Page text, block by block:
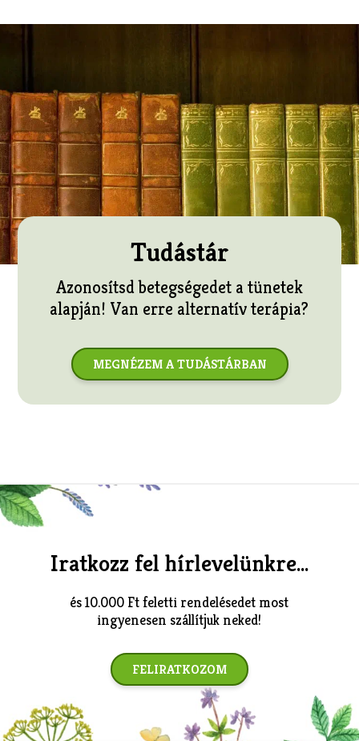
Tudástár
Azonosítsd betegségedet a tünetek
alapján! Van erre alternatív terápia?
MEGNÉZEM A TUDÁSTÁRBAN
Iratkozz fel hírlevelünkre...
és 10.000 Ft feletti rendelésedet most
ingyenesen szállítjuk neked!
FELIRATKOZOM